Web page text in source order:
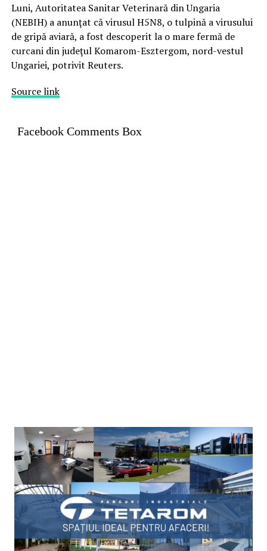
Luni, Autoritatea Sanitar Veterinară din Ungaria
(NEBIH) a anunţat că virusul H5N8, o tulpină a virusului
de gripă aviară, a fost descoperit la o mare fermă de
curcani din judeţul Komarom-Esztergom, nord-vestul
Ungariei, potrivit Reuters.
Source link
Facebook Comments Box